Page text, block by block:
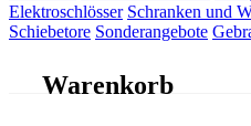
Elektroschlösser Schranken und
Schiebetore Sonderangebote
Warenkorb